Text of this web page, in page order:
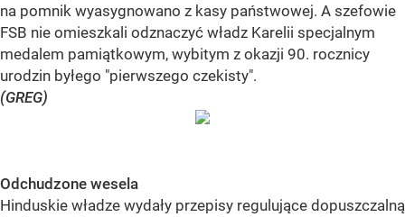
na pomnik wyasygnowano z kasy państwowej. A szefowie
FSB nie omieszkali odznaczyć władz Karelii specjalnym
medalem pamiątkowym, wybitym z okazji 90. rocznicy
urodzin byłego "pierwszego czekisty".
(GREG)
Odchudzone wesela
Hinduskie władze wydały przepisy regulujące dopuszczalną